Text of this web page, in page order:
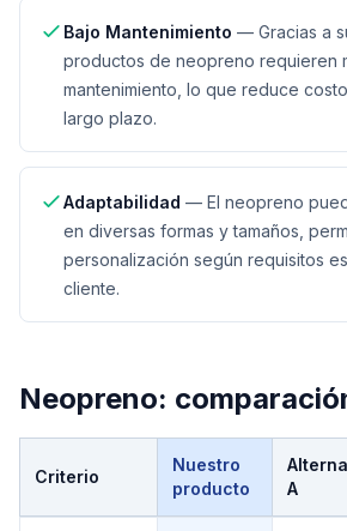
Bajo Mantenimiento — Gracias a
productos de neopreno requieren
mantenimiento, lo que reduce
largo plazo.
Adaptabilidad — El neopreno
en diversas formas y tamaños,
personalización según requisitos
cliente.
Neopreno:
Criterio
Nuestro
producto
A